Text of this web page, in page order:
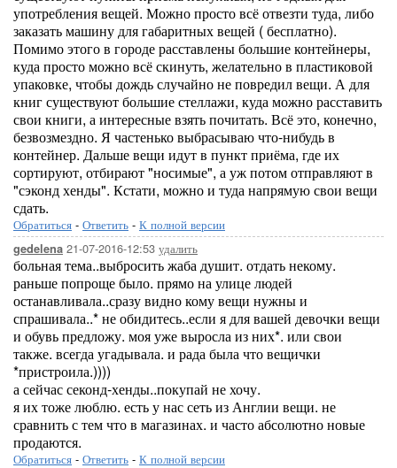
употребления вещей. Можно просто всё отвезти туда, либо
заказать машину для габаритных вещей ( бесплатно).
Помимо этого в городе расставлены большие контейнеры,
куда просто можно всё скинуть, желательно в пластиковой
упаковке, чтобы дождь случайно не повредил вещи. А для
книг существуют большие стеллажи, куда можно расставить
свои книги, а интересные взять почитать. Всё это, конечно,
безвозмездно. Я частенько выбрасываю что-нибудь в
контейнер. Дальше вещи идут в пункт приёма, где их
сортируют, отбирают "носимые", а уж потом отправляют в
"сэконд хенды". Кстати, можно и туда напрямую свои вещи
сдать.
Обратиться - Ответить - К полной версии
gedelena 21-07-2016-12:53 удалить
больная тема..выбросить жаба душит. отдать некому.
раньше попроще было. прямо на улице людей
останавливала..сразу видно кому вещи нужны и
спрашивала..* не обидитесь..если я для вашей девочки вещи
и обувь предложу. моя уже выросла из них*. или свои
также. всегда угадывала. и рада была что вещички
*пристроила.))))
а сейчас секонд-хенды..покупай не хочу.
я их тоже люблю. есть у нас сеть из Англии вещи. не
сравнить с тем что в магазинах. и часто абсолютно новые
продаются.
Обратиться - Ответить - К полной версии